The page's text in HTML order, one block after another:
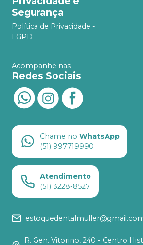
Segurança
Política de Privacidade -
LGPD
Acompanhe nas
Redes Sociais
Chame no WhatsApp
(51) 997719990
Atendimento
(51) 3228-8527
R. Gen. Vitorino, 240 - Centro